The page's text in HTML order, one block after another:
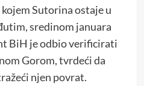
Sutorina ostaje u
sredinom januara
BiH je odbio verificirati
Gorom, tvrdeći da
njen povrat.